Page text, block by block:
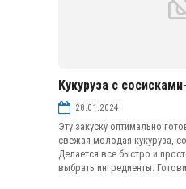
Закуски из овощей и грибов
Кукуруза с
28.01.2024
Эту закуску оптимально
свежая молодая кукуруза,
Делается все быстро и
выбрать ингредиенты.